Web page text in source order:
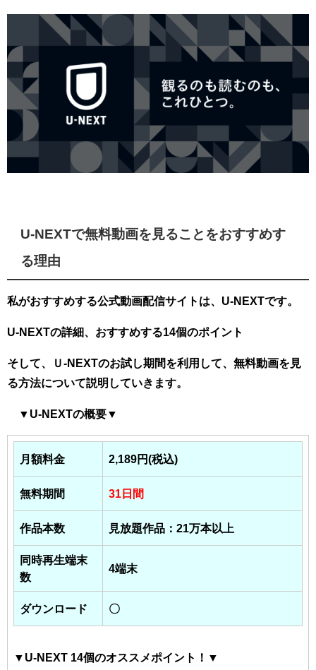
U-NEXTで無料動画を見ることをおすすめす
る理由
私がおすすめする公式動画配信サイトは、U-NEXTです。
U-NEXTの詳細、おすすめする14個のポイント
そして、Ｕ-NEXTのお試し期間を利用して、無料動画を見
る方法について説明していきます。
▼U-NEXTの概要▼
月額料金 2,189円(税込)
無料期間 31日間
作品本数 見放題作品：21万本以上
同時再生端末
数
4端末
ダウンロード 〇
▼U-NEXT 14個のオススメポイント！▼